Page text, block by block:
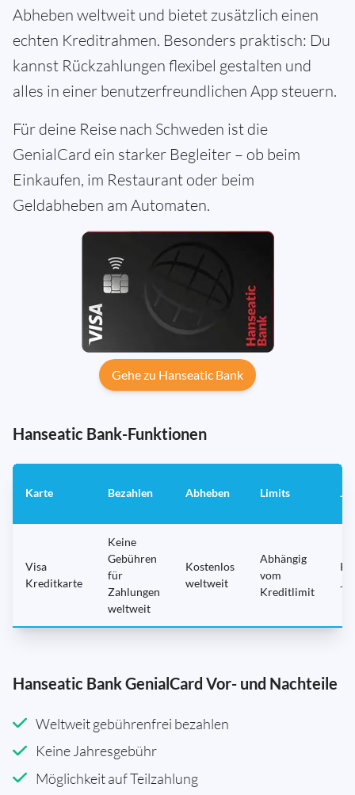
Abheben weltweit und bietet zusätzlich einen
echten Kreditrahmen. Besonders praktisch: Du
kannst Rückzahlungen flexibel gestalten und
alles in einer benutzerfreundlichen App steuern.
Für deine Reise nach Schweden ist die
GenialCard ein starker Begleiter – ob beim
Einkaufen, im Restaurant oder beim
Geldabheben am Automaten.
Gehe zu Hanseatic Bank
Hanseatic Bank-Funktionen
Karte Bezahlen Abheben Limits
Visa
Kreditkarte
Keine
Gebühren
für
Zahlungen
weltweit
Kostenlos
weltweit
Abhängig
vom
Kreditlimit
Hanseatic Bank GenialCard Vor- und Nachteile
Weltweit gebührenfrei bezahlen
Keine Jahresgebühr
Möglichkeit auf Teilzahlung